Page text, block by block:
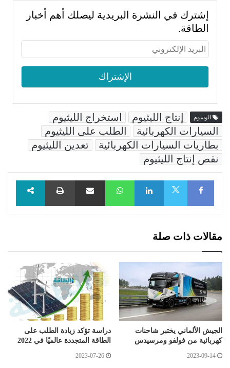
إشترك في النشرة البريدية ليصلك أهم أخبار
الطاقة.
الوسوم إنتاج الليثيوم
استخراج الليثيوم
السيارات الكهربائية
الطلب على الليثيوم
بطاريات السيارات الكهربائية
تعدين الليثيوم
نقص إنتاج الليثيوم
Facebook
LinkedIn
WhatsAppمشاركة عبر البريد طباعة
مقالات ذات صلة
الجيش الألماني يختبر شاحنات
كهربائية من فولفو ومرسيدس
2023-09-14
دراسة تؤكد زيادة الطلب على
الطاقة المتجددة عالميًا في 2022
2023-07-26